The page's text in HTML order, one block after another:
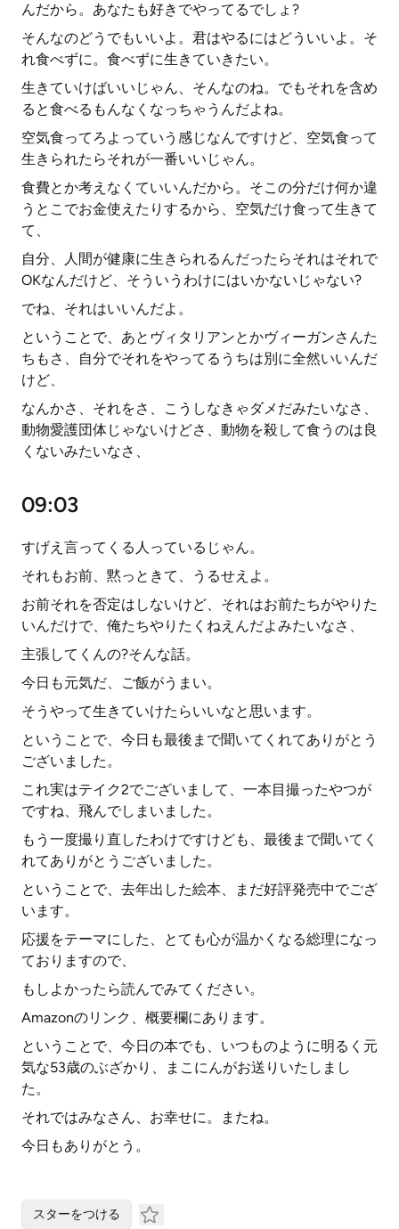
んだから。あなたも好きでやってるでしょ?
そんなのどうでもいいよ。君はやるにはどういいよ。そ
れ食べずに。食べずに生きていきたい。
生きていけばいいじゃん、そんなのね。でもそれを含め
ると食べるもんなくなっちゃうんだよね。
空気食ってろよっていう感じなんですけど、空気食って
生きられたらそれが一番いいじゃん。
食費とか考えなくていいんだから。そこの分だけ何か違
うとこでお金使えたりするから、空気だけ食って生きて
て、
自分、人間が健康に生きられるんだったらそれはそれで
OKなんだけど、そういうわけにはいかないじゃない?
でね、それはいいんだよ。
ということで、あとヴィタリアンとかヴィーガンさんた
ちもさ、自分でそれをやってるうちは別に全然いいんだ
けど、
なんかさ、それをさ、こうしなきゃダメだみたいなさ、
動物愛護団体じゃないけどさ、動物を殺して食うのは良
くないみたいなさ、
09:03
すげえ言ってくる人っているじゃん。
それもお前、黙っときて、うるせえよ。
お前それを否定はしないけど、それはお前たちがやりた
いんだけで、俺たちやりたくねえんだよみたいなさ、
主張してくんの?そんな話。
今日も元気だ、ご飯がうまい。
そうやって生きていけたらいいなと思います。
ということで、今日も最後まで聞いてくれてありがとう
ございました。
これ実はテイク2でございまして、一本目撮ったやつが
ですね、飛んでしまいました。
もう一度撮り直したわけですけども、最後まで聞いてく
れてありがとうございました。
ということで、去年出した絵本、まだ好評発売中でござ
います。
応援をテーマにした、とても心が温かくなる総理になっ
ておりますので、
もしよかったら読んでみてください。
Amazonのリンク、概要欄にあります。
ということで、今日の本でも、いつものように明るく元
気な53歳のぶざかり、まこにんがお送りいたしまし
た。
それではみなさん、お幸せに。またね。
今日もありがとう。
スターをつける